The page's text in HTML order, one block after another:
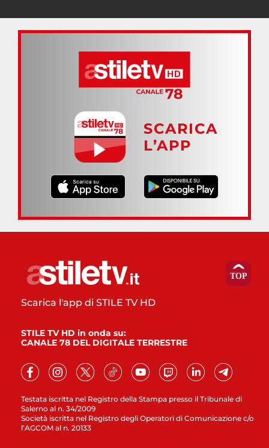
SCARICA
L’APP
Testata iscritta nel Registro della Stampa presso il Tribunale di
Salerno al n. 34/2009
Società iscritta nel Registro degli Operatori di Comunicazione c/o
l’AGCOM al n. 20133
Scarica l'app di STILE TV HD
STILE TV HD in onda su:
CANALE 78 DEL DIGITALE TERRESTRE